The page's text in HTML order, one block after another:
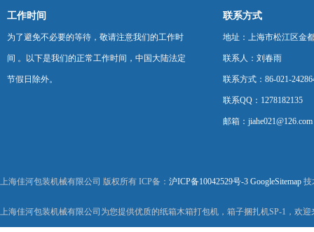
工作时间
为了避免不必要的等待，敬请注意我们的工作时
间 。以下是我们的正常工作时间，中国大陆法定
节假日除外。
联系方式
地址：上海市松江区金
联系人：刘春雨
联系方式：86-021-
联系QQ：1278182135
邮箱：jiahe021@126.com
上海佳河包装机械有限公司 版权所有 ICP备： 沪ICP备10042529号-3 GoogleSitemap 技
上海佳河包装机械有限公司为您提供优质的纸箱木箱打包机，箱子捆扎机SP-1，欢